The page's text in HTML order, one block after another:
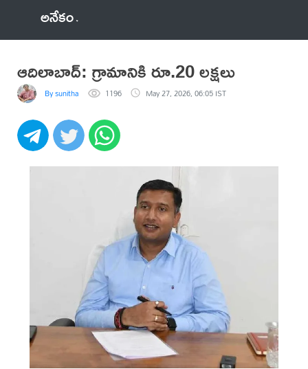
అనేకం
ఆదిలాబాద్: గ్రామానికి రూ.20 లక్షలు
By sunitha 1196 May 27, 2026, 06:05 IST